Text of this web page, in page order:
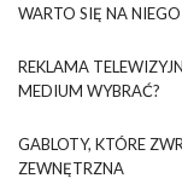
WARTO SIĘ NA
REKLAMA
MEDIUM WYBRAĆ?
GABLOTY, KTÓRE
ZEWNĘTRZNA